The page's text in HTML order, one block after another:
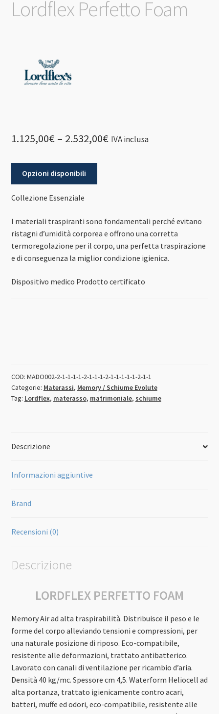
Lordflex Perfetto Foam
1.125,00€– 2.532,00€ IVA inclusa
Opzioni disponibili
Collezione Essenziale
I materiali traspiranti sono fondamentali perché evitano
ristagni d’umidità corporea e offrono una corretta
termoregolazione per il corpo, una perfetta traspirazione
e di conseguenza la miglior condizione igienica.
Dispositivo medico Prodotto certificato
COD: MADO002-2-1-1-1-1-2-1-1-1-2-1-1-1-1-1-2-1-1
Categorie: Materassi, Memory / Schiume Evolute
Tag: Lordflex, materasso, matrimoniale, schiume
Descrizione
Informazioni aggiuntive
Brand
Recensioni (0)
Descrizione
LORDFLEX PERFETTO FOAM
Memory Air ad alta traspirabilità. Distribuisce il peso e le
forme del corpo alleviando tensioni e compressioni, per
una naturale posizione di riposo. Eco-compatibile,
resistente alle deformazioni, trattato antibatterico.
Lavorato con canali di ventilazione per ricambio d’aria.
Densità 40 kg/mc. Spessore cm 4,5. Waterform Heliocell ad
alta portanza, trattato igienicamente contro acari,
batteri, muffe ed odori, eco-compatibile, resistente alle